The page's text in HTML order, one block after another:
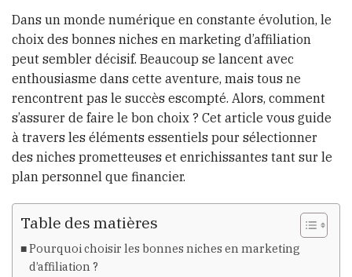
Dans un monde numérique en constante évolution, le
choix des bonnes niches en marketing d’affiliation
peut sembler décisif. Beaucoup se lancent avec
enthousiasme dans cette aventure, mais tous ne
rencontrent pas le succès escompté. Alors, comment
s’assurer de faire le bon choix ? Cet article vous guide
à travers les éléments essentiels pour sélectionner
des niches prometteuses et enrichissantes tant sur le
plan personnel que financier.
Table des matières
Pourquoi choisir les bonnes niches en marketing
d’affiliation ?